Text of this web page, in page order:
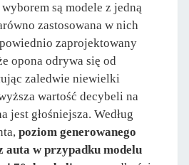
są modele z jedną
zastosowana w nich
zaprojektowany
opona odrywa się od
zaledwie niewielki
wartość decybeli na
jest głośniejsza. Według
poziom generowanego
auta w przypadku modelu